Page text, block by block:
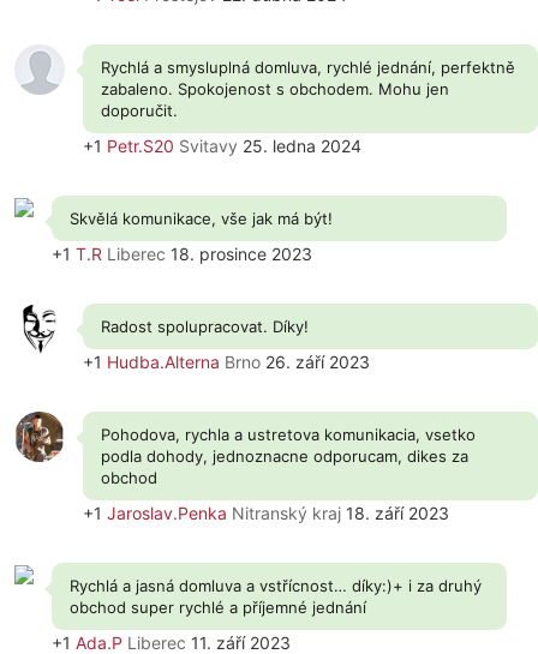
Rychlá a smysluplná domluva, rychlé jednání, perfektně
zabaleno. Spokojenost s obchodem. Mohu jen
doporučit.
+1 Petr.S20 Svitavy 25. ledna 2024
Skvělá komunikace, vše jak má být!
+1 T.R Liberec 18. prosince 2023
Radost spolupracovat. Díky!
+1 Hudba.Alterna Brno 26. září 2023
Pohodova, rychla a ustretova komunikacia, vsetko
podla dohody, jednoznacne odporucam, dikes za
obchod
+1 Jaroslav.Penka Nitranský kraj 18. září 2023
Rychlá a jasná domluva a vstřícnost… díky:)+ i za druhý
obchod super rychlé a příjemné jednání
+1 Ada.P Liberec 11. září 2023